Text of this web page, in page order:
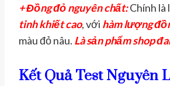
+ Đồng đỏ nguyên chất:Chính là
tinh khiết cao, với hàm lượng
màu đỏ nâu. Là sản phẩm shop
Kết Quả Test Nguyên